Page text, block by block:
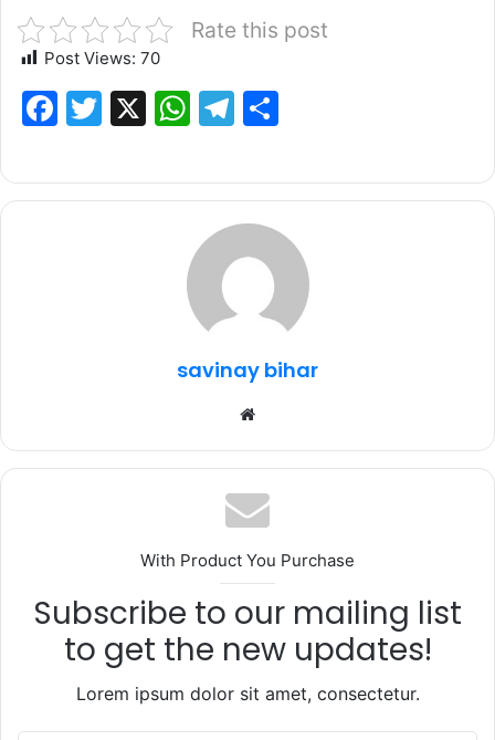
Rate this post
Post Views: 70
F
c
e
T
it
te
X
W
at
s
A
p
T
e
g
ra
ar
e
savinay bihar
With Product You Purchase
Subscribe to our mailing list
to get the new updates!
Lorem ipsum dolor sit amet, consectetur.